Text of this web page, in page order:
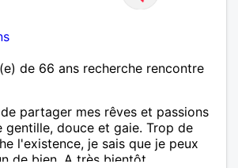
de 66 ans recherche rencontre
partager mes rêves et passions
gentille, douce et gaie. Trop de
l'existence, je sais que je peux
de bien. A très bientôt.